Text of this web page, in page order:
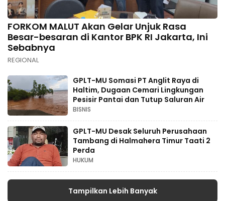
FORKOM MALUT Akan Gelar Unjuk Rasa
Besar-besaran di Kantor BPK RI Jakarta, Ini
Sebabnya
REGIONAL
GPLT-MU Somasi PT Anglit Raya di
Haltim, Dugaan Cemari Lingkungan
Pesisir Pantai dan Tutup Saluran Air
BISNIS
GPLT-MU Desak Seluruh Perusahaan
Tambang di Halmahera Timur Taati 2
Perda
HUKUM
Tampilkan Lebih Banyak